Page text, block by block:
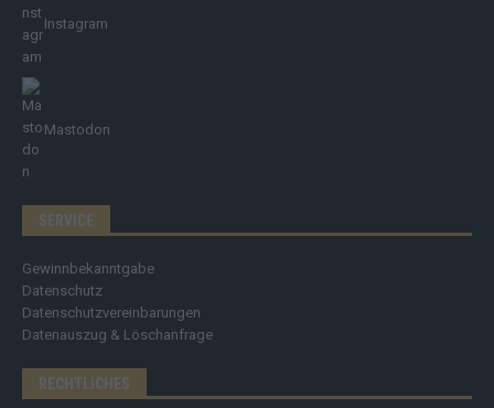
Instagram
Mastodon
SERVICE
Gewinnbekanntgabe
Datenschutz
Datenschutzvereinbarungen
Datenauszug & Löschanfrage
RECHTLICHES